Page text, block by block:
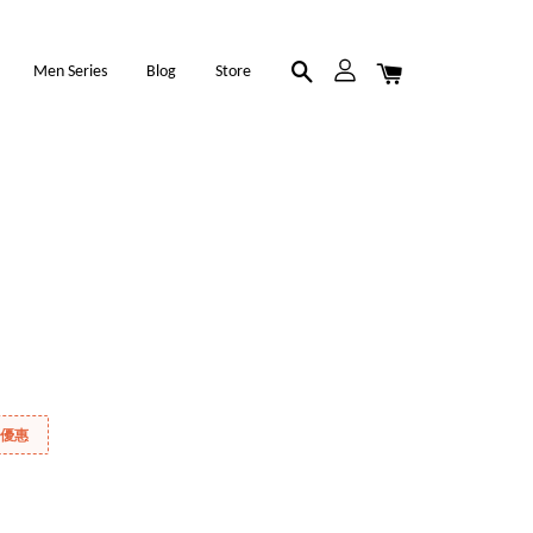
Men Series Blog Store
惠